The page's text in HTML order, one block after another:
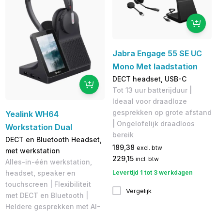
Yealink WH64
Workstation Dual
DECT en Bluetooth Headset,
met werkstation
Alles-in-één werkstation,
headset, speaker en
touchscreen | Flexibiliteit
met DECT en Bluetooth |
Heldere gesprekken met AI-
Jabra Engage 55 SE UC
Mono Met laadstation
DECT headset, USB-C
Tot 13 uur batterijduur |
Ideaal voor draadloze
gesprekken op grote afstand
| Ongelofelijk draadloos
bereik
189,38 excl. btw
229,15 incl. btw
Levertijd 1 tot 3 werkdagen
Vergelijk